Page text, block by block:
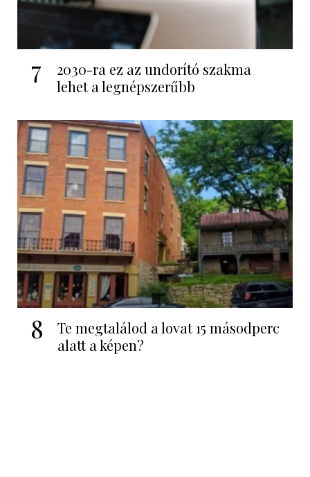
7
2030-ra ez az undorító szakma
lehet a legnépszerűbb
8
Te megtalálod a lovat 15 másodperc
alatt a képen?